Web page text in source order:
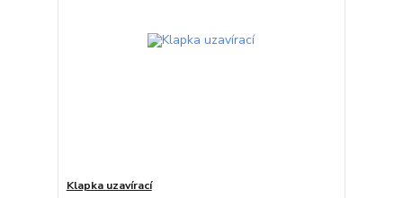
Klapka uzavírací